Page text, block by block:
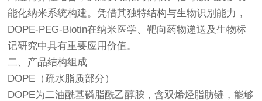
能化纳米系统构建。凭借其独特结构与生物识别能力，
DOPE-PEG-Biotin在纳米医学、靶向药物递送及生物标
记研究中具有重要应用价值。
二、产品结构组成
DOPE（疏水脂质部分）
DOPE为二油酰基磷脂酰乙醇胺，含双烯烃脂肪链，能够